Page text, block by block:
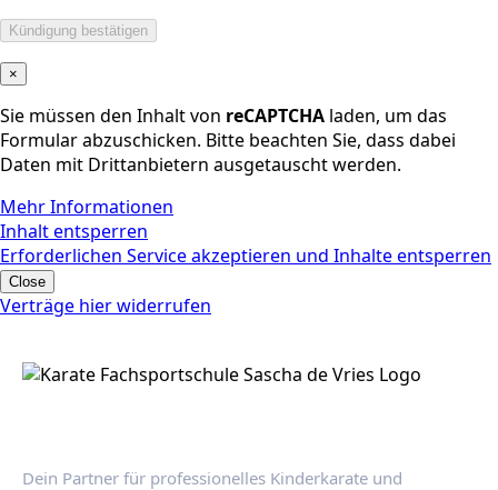
×
Sie müssen den Inhalt von reCAPTCHA laden, um das
Formular abzuschicken. Bitte beachten Sie, dass dabei
Daten mit Drittanbietern ausgetauscht werden.
Mehr Informationen
Inhalt entsperren
Erforderlichen Service akzeptieren und Inhalte entsperren
Close
Verträge hier widerrufen
Dein Partner für professionelles Kinderkarate und